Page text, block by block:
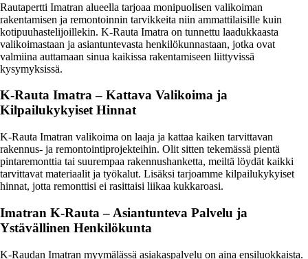
Rautapertti Imatran alueella tarjoaa monipuolisen valikoiman
rakentamisen ja remontoinnin tarvikkeita niin ammattilaisille kuin
kotipuuhastelijoillekin. K-Rauta Imatra on tunnettu laadukkaasta
valikoimastaan ja asiantuntevasta henkilökunnastaan, jotka ovat
valmiina auttamaan sinua kaikissa rakentamiseen liittyvissä
kysymyksissä.
K-Rauta Imatra – Kattava Valikoima ja
Kilpailukykyiset Hinnat
K-Rauta Imatran valikoima on laaja ja kattaa kaiken tarvittavan
rakennus- ja remontointiprojekteihin. Olit sitten tekemässä pientä
pintaremonttia tai suurempaa rakennushanketta, meiltä löydät kaikki
tarvittavat materiaalit ja työkalut. Lisäksi tarjoamme kilpailukykyiset
hinnat, jotta remonttisi ei rasittaisi liikaa kukkaroasi.
Imatran K-Rauta – Asiantunteva Palvelu ja
Ystävällinen Henkilökunta
K-Raudan Imatran myymälässä asiakaspalvelu on aina ensiluokkaista.